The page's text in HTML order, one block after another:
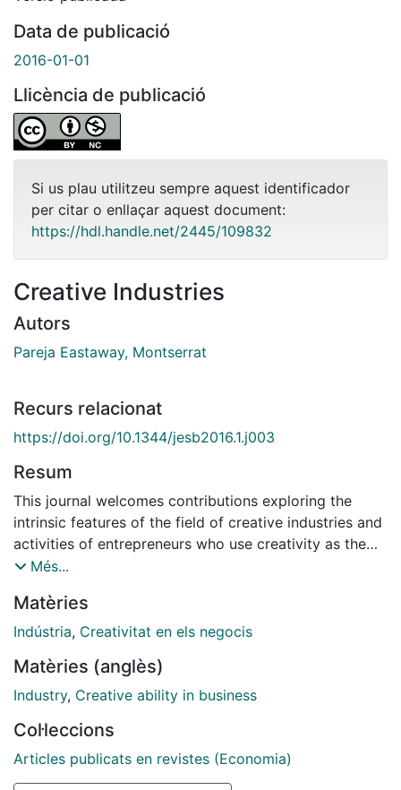
Data de publicació
2016-01-01
Llicència de publicació
Si us plau utilitzeu sempre aquest identificador
per citar o enllaçar aquest document:
https://hdl.handle.net/2445/109832
Creative Industries
Autors
Pareja Eastaway, Montserrat
Recurs relacionat
https://doi.org/10.1344/jesb2016.1.j003
Resum
This journal welcomes contributions exploring the
intrinsic features of the field of creative industries and
activities of entrepreneurs who use creativity as the
basis of their work; analyses of literature concerning
adaptations linked to the management of creativity;
and, finally, reviews of books in cutting-edge research
Més...
Matèries
Indústria, Creativitat en els negocis
Matèries (anglès)
Industry, Creative ability in business
Col·leccions
Articles publicats en revistes (Economia)